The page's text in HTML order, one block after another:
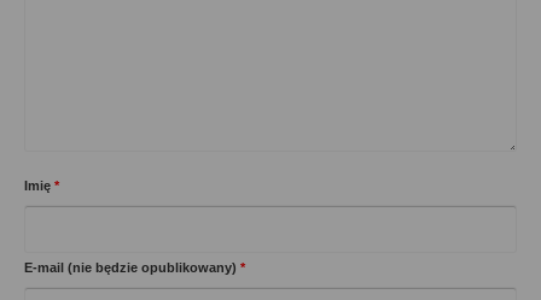
Imię *
E-mail (nie będzie opublikowany) *